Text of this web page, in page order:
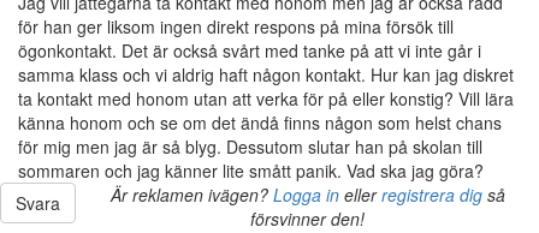
för han ger liksom ingen direkt respons på mina försök till
ögonkontakt. Det är också svårt med tanke på att vi inte går i
samma klass och vi aldrig haft någon kontakt. Hur kan jag diskret
ta kontakt med honom utan att verka för på eller konstig? Vill lära
känna honom och se om det ändå finns någon som helst chans
för mig men jag är så blyg. Dessutom slutar han på skolan till
sommaren och jag känner lite smått panik. Vad ska jag göra?
Svara
Är reklamen ivägen? Logga inellerregistrera digså
försvinner den!